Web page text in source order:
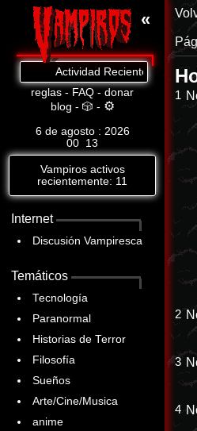
«
Actividad Reciente: >>7 Yo no
reglas - FAQ - donar
blog - 🎲 - ⚙
6 de agosto : 2026
00 13
Vampiros activos
recientemente: 11
Internet
Discusión Vampiresca
Temáticos
Tecnología
Paranormal
Historias de Terror
Filosofía
Sueños
Arte/Cine/Musica
anime
1
2
3
4